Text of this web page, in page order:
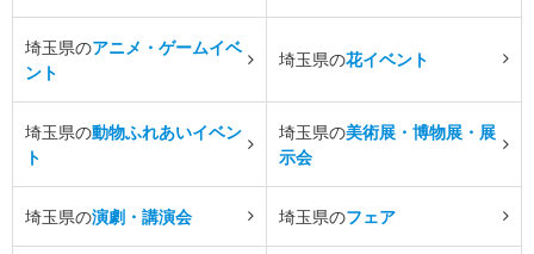
埼玉県のアニメ・ゲームイベ
ント
埼玉県の花イベント
埼玉県の動物ふれあいイベン
ト
埼玉県の美術展・博物展・展
示会
埼玉県の演劇・講演会 埼玉県のフェア